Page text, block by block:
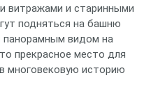
витражами и старинными
подняться на башню
панорамным видом на
прекрасное место для
многовековую историю